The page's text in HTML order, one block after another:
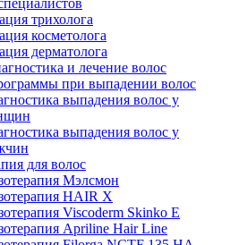
трихолога
косметолога
дерматолога
и лечение волос
при выпадении волос
выпадения волос у
выпадения волос у
для волос
Мэлсмон
HAIR X
Viscoderm Skinko E
Apriline Hair Line